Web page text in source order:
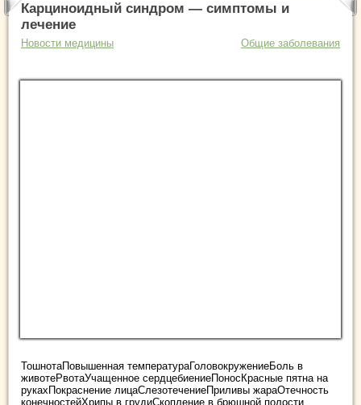
Карциноидный синдром — симптомы и
лечение
Новости медицины Общие заболевания
ТошнотаПовышенная температураГоловокружениеБоль в
животеРвотаУчащенное сердцебиениеПоносКрасные пятна на
рукахПокраснение лицаСлезотечениеПриливы жараОтечность
конечностейХрипы в грудиСкопление в брюшной полости